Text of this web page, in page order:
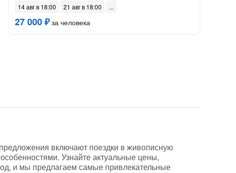
14 авг в 18:00 21 авг в 18:00
27 000 ₽за человека
включают поездки в живописную
Узнайте актуальные цены,
и мы предлагаем самые привлекательные